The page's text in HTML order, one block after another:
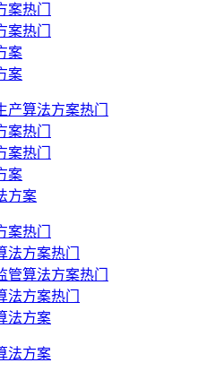
案热门
案热门
案
案
产算法方案热门
案热门
案热门
案
方案
案热门
法方案热门
管算法方案热门
法方案热门
法方案
法方案